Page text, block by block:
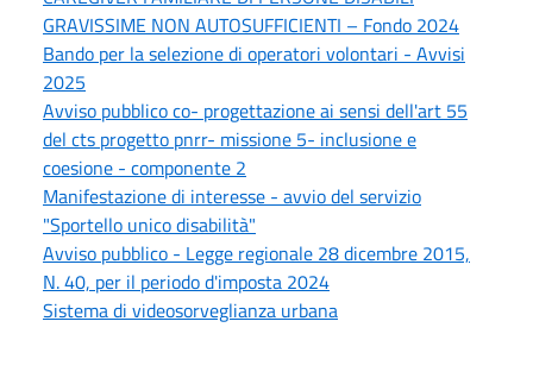
GRAVISSIME NON AUTOSUFFICIENTI – Fondo 2024
Bando per la selezione di operatori volontari - Avvisi
2025
Avviso pubblico co- progettazione ai sensi dell'art 55
del cts progetto pnrr- missione 5- inclusione e
coesione - componente 2
Manifestazione di interesse - avvio del servizio
"Sportello unico disabilità"
Avviso pubblico - Legge regionale 28 dicembre 2015,
N. 40, per il periodo d'imposta 2024
Sistema di videosorveglianza urbana